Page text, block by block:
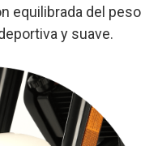
equilibrada del peso
y suave.